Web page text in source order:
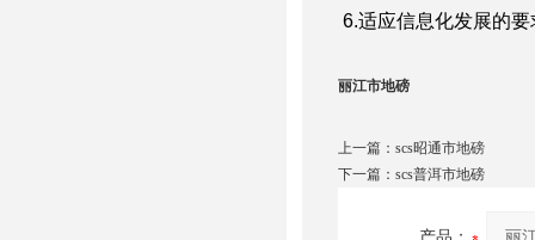
6.适应信息化发展的要
丽江市地磅
上一篇： scs昭通市地磅
下一篇： scs普洱市地磅